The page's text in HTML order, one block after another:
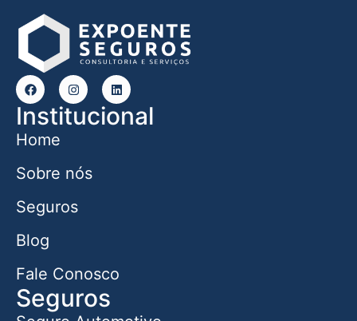
Institucional
Home
Sobre nós
Seguros
Blog
Fale Conosco
Seguros